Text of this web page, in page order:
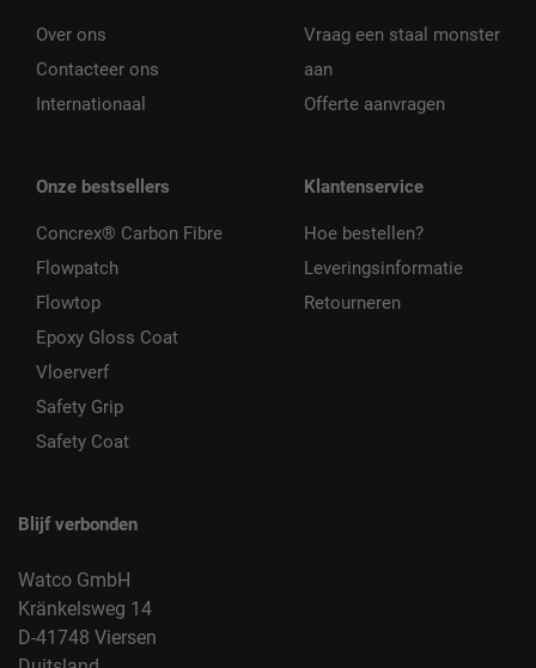
Over ons
Contacteer ons
Internationaal
Onze bestsellers
Concrex® Carbon Fibre
Flowpatch
Flowtop
Epoxy Gloss Coat
Vloerverf
Safety Grip
Safety Coat
Vraag een staal monster
aan
Offerte aanvragen
Klantenservice
Hoe bestellen?
Leveringsinformatie
Retourneren
Blijf verbonden
Watco GmbH
Kränkelsweg 14
D-41748 Viersen